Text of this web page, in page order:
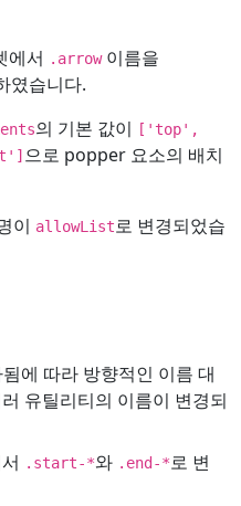
에서 .arrow이름을
였습니다.
의 기본 값이
['top',
으로 popper 요소의 배치
이 allowList로 변경되었습
에 따라 방향적인 이름 대
유틸리티의 이름이 변경되
.start-*와 .end-*로 변